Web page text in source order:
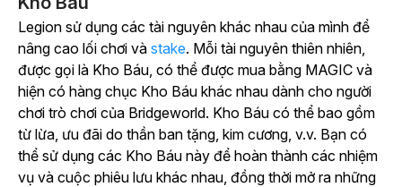
Legion sử dụng các tài nguyên khác nhau của mình để
nâng cao lối chơi và stake. Mỗi tài nguyên thiên nhiên,
được gọi là Kho Báu, có thể được mua bằng MAGIC và
hiện có hàng chục Kho Báu khác nhau dành cho người
chơi trò chơi của Bridgeworld. Kho Báu có thể bao gồm
từ lừa, ưu đãi do thần ban tặng, kim cương, v.v. Bạn có
thể sử dụng các Kho Báu này để hoàn thành các nhiệm
vụ và cuộc phiêu lưu khác nhau, đồng thời mở ra những